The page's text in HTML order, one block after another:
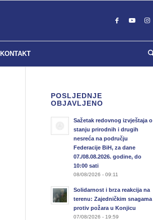
KONTAKT
POSLJEDNJE
OBJAVLJENO
Sažetak redovnog izvještaja o
stanju prirodnih i drugih
nesreća na području
Federacije BiH, za dane
07./08.08.2026. godine, do
10:00 sati
08/08/2026 - 09:11
Solidarnost i brza reakcija na
terenu: Zajedničkim snagama
protiv požara u Konjicu
07/08/2026 - 19:59